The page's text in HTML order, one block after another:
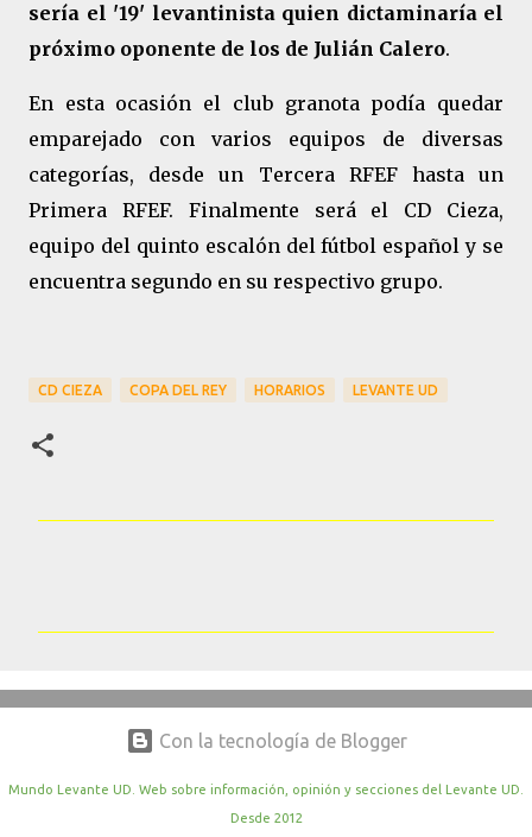
sería el '19' levantinista quien dictaminaría el
próximo oponente de los de Julián Calero.
En esta ocasión el club granota podía quedar
emparejado con varios equipos de diversas
categorías, desde un Tercera RFEF hasta un
Primera RFEF. Finalmente será el CD Cieza,
equipo del quinto escalón del fútbol español y se
encuentra segundo en su respectivo grupo.
CD CIEZA COPA DEL REY HORARIOS LEVANTE UD
n
r
Con la tecnología de Blogger
Mundo Levante UD. Web sobre información, opinión y secciones del Levante UD.
Desde 2012